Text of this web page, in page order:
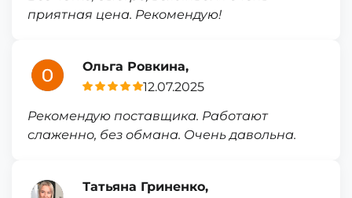
приятная цена. Рекомендую!
Ольга Ровкина,
12.07.2025
Рекомендую поставщика. Работают
слаженно, без обмана. Очень давольна.
Татьяна Гриненко,